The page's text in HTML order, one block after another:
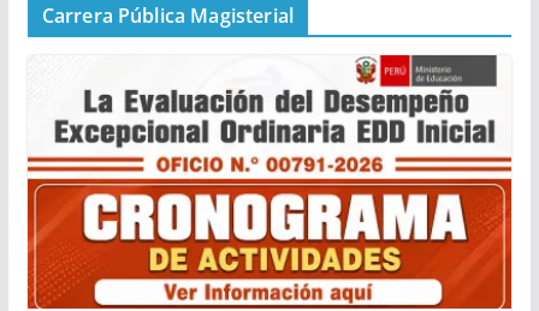
Carrera Pública Magisterial